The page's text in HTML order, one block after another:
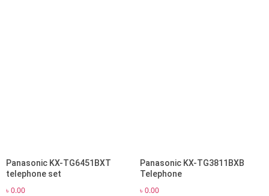
Panasonic KX-TG6451BXT
telephone set
৳0.00
Panasonic KX-TG3811BXB
Telephone
৳0.00